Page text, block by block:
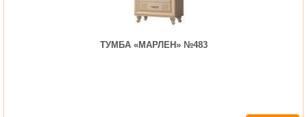
ТУМБА «МАРЛЕН» №483